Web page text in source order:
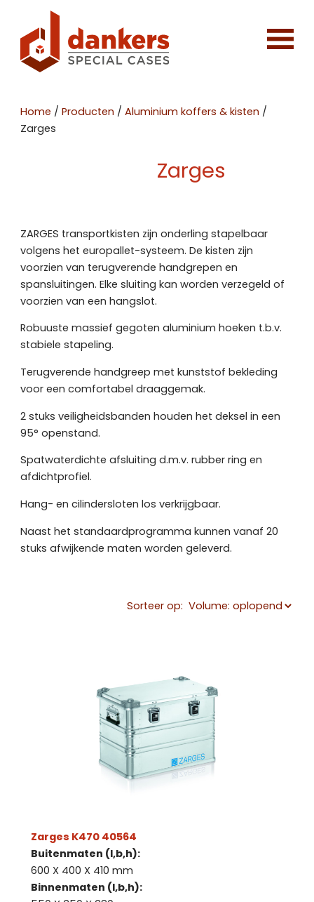
Home /Producten /Aluminium koffers & kisten /
Zarges
Zarges
ZARGES transportkisten zijn onderling stapelbaar
volgens het europallet-systeem. De kisten zijn
voorzien van terugverende handgrepen en
spansluitingen. Elke sluiting kan worden verzegeld of
voorzien van een hangslot.
Robuuste massief gegoten aluminium hoeken t.b.v.
stabiele stapeling.
Terugverende handgreep met kunststof bekleding
voor een comfortabel draaggemak.
2 stuks veiligheidsbanden houden het deksel in een
95° openstand.
Spatwaterdichte afsluiting d.m.v. rubber ring en
afdichtprofiel.
Hang- en cilindersloten los verkrijgbaar.
Naast het standaardprogramma kunnen vanaf 20
stuks afwijkende maten worden geleverd.
Sorteer op:
Zarges K470 40564
Buitenmaten (l,b,h):
600 X 400 X 410 mm
Binnenmaten (l,b,h):